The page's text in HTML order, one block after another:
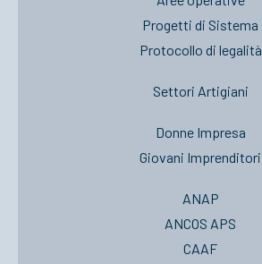
Progetti di Sistema
Protocollo di legalità
Settori Artigiani
Donne Impresa
Giovani Imprenditori
ANAP
ANCOS APS
CAAF